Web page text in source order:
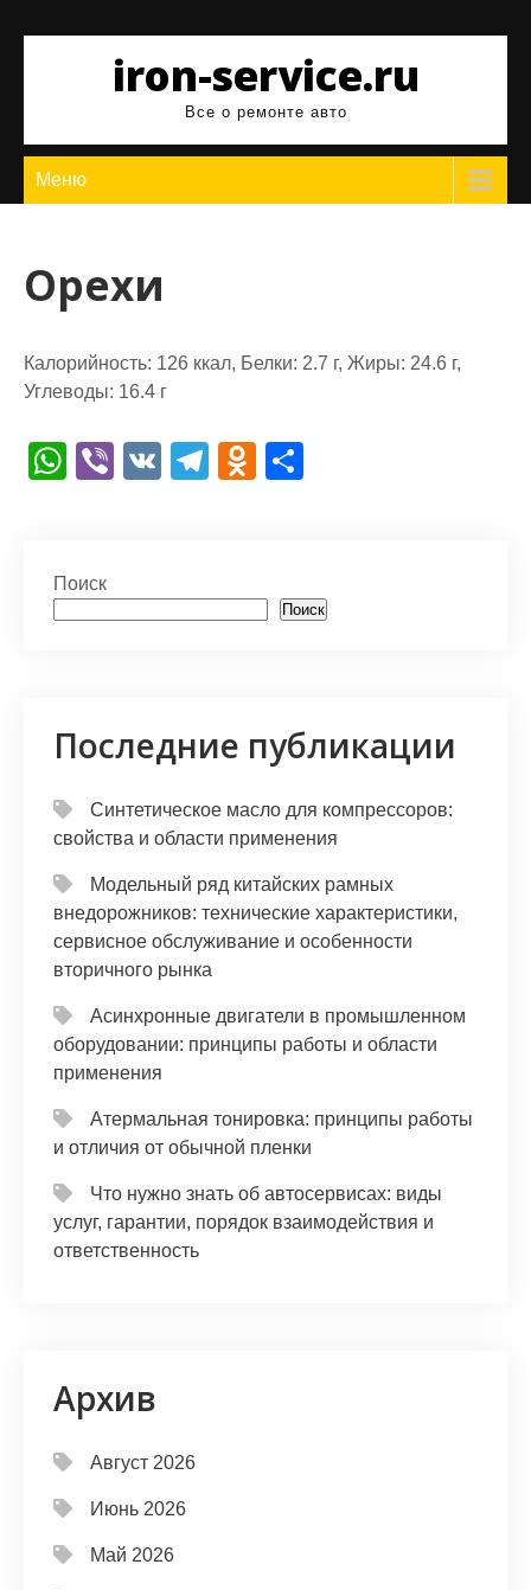
содержимомуiron-service.ru
Все о ремонте авто
Меню
Орехи
Калорийность: 126 ккал, Белки: 2.7 г, Жиры: 24.6 г,
Углеводы: 16.4 г
W
s
A
Vi
V
T
a
O
kl
ni
ki
а
т
ь
Поиск
Поиск
Последние публикации
Синтетическое масло для компрессоров:
свойства и области применения
Модельный ряд китайских рамных
внедорожников: технические характеристики,
сервисное обслуживание и особенности
вторичного рынка
Асинхронные двигатели в промышленном
оборудовании: принципы работы и области
применения
Атермальная тонировка: принципы работы
и отличия от обычной пленки
Что нужно знать об автосервисах: виды
услуг, гарантии, порядок взаимодействия и
ответственность
Архив
Август 2026
Июнь 2026
Май 2026